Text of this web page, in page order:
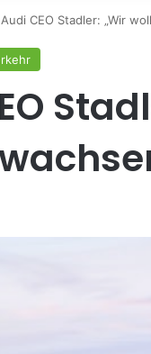
Audi CEO Stadler: „Wir